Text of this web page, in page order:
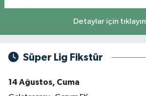
Detaylar için tıklayın
Süper Lig Fikstür
14 Ağustos, Cuma